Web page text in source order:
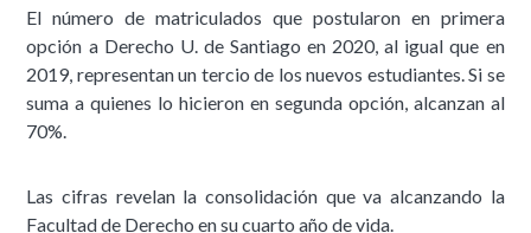
El número de matriculados que postularon en primera
opción a Derecho U. de Santiago en 2020, al igual que en
2019, representan un tercio de los nuevos estudiantes. Si se
suma a quienes lo hicieron en segunda opción, alcanzan al
70%.
Las cifras revelan la consolidación que va alcanzando la
Facultad de Derecho en su cuarto año de vida.